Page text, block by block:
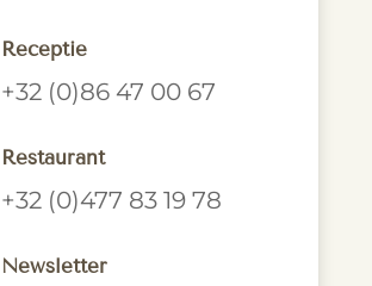
Receptie
+32 (0)86 47 00 67
Restaurant
+32 (0)477 83 19 78
Newsletter